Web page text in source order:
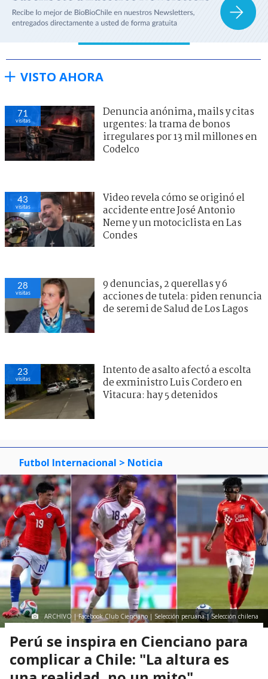
VISTO AHORA
71
visitas
Denuncia anónima, mails y citas
urgentes: la trama de bonos
irregulares por 13 mil millones en
Codelco
43
visitas
Video revela cómo se originó el
accidente entre José Antonio
Neme y un motociclista en Las
Condes
28
visitas
9 denuncias, 2 querellas y 6
acciones de tutela: piden renuncia
de seremi de Salud de Los Lagos
23
visitas
Intento de asalto afectó a escolta
de exministro Luis Cordero en
Vitacura: hay 5 detenidos
Futbol Internacional > Noticia
ARCHIVO | Facebook Club Cienciano | Selección peruana | Selección chilena
Perú se inspira en Cienciano para
complicar a Chile: "La altura es